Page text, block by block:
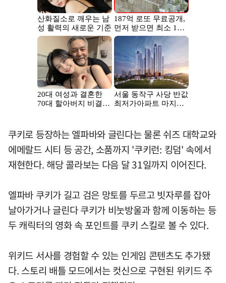
쿠키로 등장하는 엘파바와 글린다는 물론 쉬즈 대학교와
에메랄드 시티 등 공간, 소품까지 '쿠키런: 킹덤' 속에서
재현한다. 해당 콜라보는 다음 달 31일까지 이어진다.
엘파바 쿠키가 길고 검은 망토를 두르고 빗자루를 잡아
날아가거나 글린다 쿠키가 비눗방울과 함께 이동하는 등
두 캐릭터의 영화 속 포인트를 쿠키 스킬로 볼 수 있다.
위키드 서사를 경험할 수 있는 인게임 콘텐츠도 추가됐
다. 스토리 배틀 모드에서는 컷신으로 구현된 위키드 주